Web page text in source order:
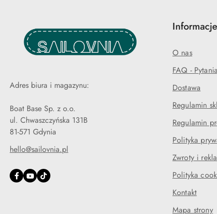
Adres biura i magazynu:
Boat Base Sp. z o.o.
ul. Chwaszczyńska 131B
81-571 Gdynia
hello@sailovnia.pl
O nas
FAQ -
Dostawa
Regulamin
Regulamin
Polityka
Zwroty i
Polityka
Kontakt
Mapa strony